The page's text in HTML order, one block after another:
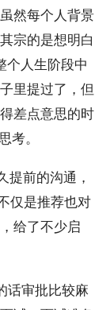
然每个人背景
宗的是想明白
个人生阶段中
里提过了，但
差点意思的时
考。
提前的沟通，
仅是推荐也对
给了不少启
话审批比较麻